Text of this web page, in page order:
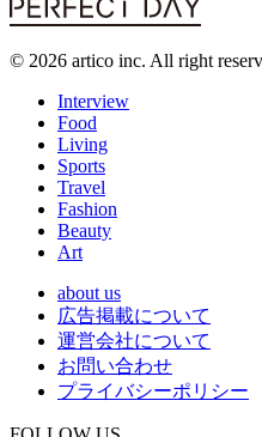
© 2026 artico inc. All right
Interview
Food
Living
Sports
Travel
Fashion
Beauty
Art
about us
広告掲載について
運営会社について
お問い合わせ
プライバシーポリシー